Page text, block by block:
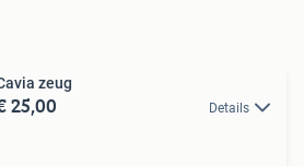
zeug
25,00 Details